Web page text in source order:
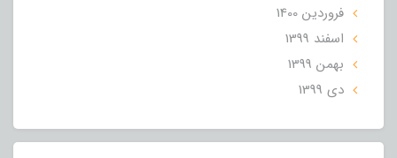
فروردین 1400
اسفند 1399
بهمن 1399
دی 1399